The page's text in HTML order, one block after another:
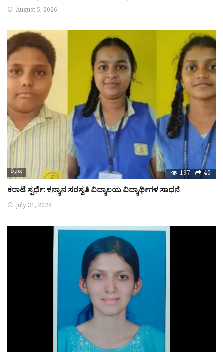
August 5, 2026
ಶಿಕ್ಷಣ 197 40
ಕರಾಟೆ ಸ್ಪರ್ಧೆ: ಕನ್ಯಾನ ಸರಸ್ವತಿ ವಿದ್ಯಾಲಯ ವಿದ್ಯಾರ್ಥಿಗಳ ಸಾಧನೆ
July 31, 2026